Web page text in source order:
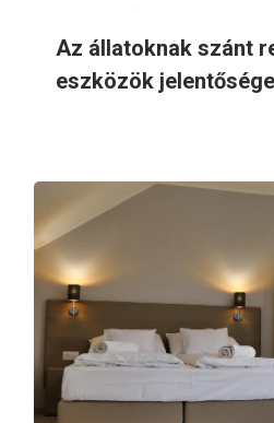
Az állatoknak szánt
eszközök jelentősége